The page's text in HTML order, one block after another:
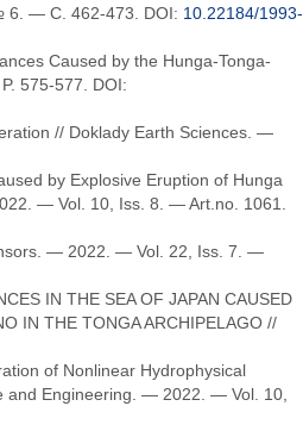
6. — С. 462-473. DOI: 10.22184/1993-
Caused by the Hunga-Tonga-
575-577. DOI:
// Doklady Earth Sciences. —
by Explosive Eruption of Hunga
— Vol. 10, Iss. 8. — Art.no. 1061.
— 2022. — Vol. 22, Iss. 7. —
IN THE SEA OF JAPAN CAUSED
IN THE TONGA ARCHIPELAGO //
of Nonlinear Hydrophysical
and Engineering. — 2022. — Vol. 10,